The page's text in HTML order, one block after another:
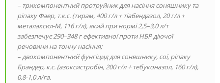
– трикомпонентний протруйник для насіння соняшнику та
ріпаку Фаер, т.к.с. (тирам, 400 г/л + тіабендазол, 20 г/л +
металаксил-М, 116 г/л), який при нормі 2,5–3,0 л/т
забезпечує 290–348 г ефективної проти НБР діючої
речовини на тонну насіння;
– двокомпонентний фунгіцид для соняшнику, сої, ріпаку
Брандер, к.с. (азоксистробін, 200 г/л + тебуконазол, 160 г/л),
0,8-1,0 л/га.